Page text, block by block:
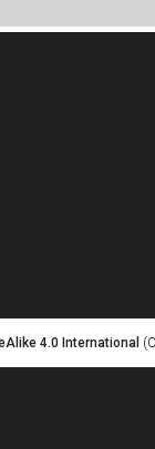
4.0 International